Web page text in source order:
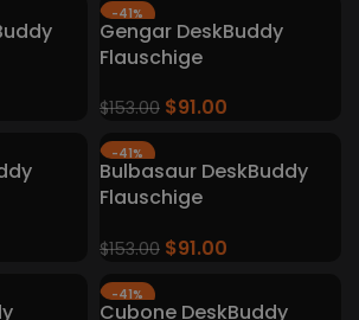
-41%
Gengar DeskBuddy
Flauschige
$153.00 $91.00
-41%
Bulbasaur DeskBuddy
Flauschige
$153.00 $91.00
-41%
Cubone DeskBuddy